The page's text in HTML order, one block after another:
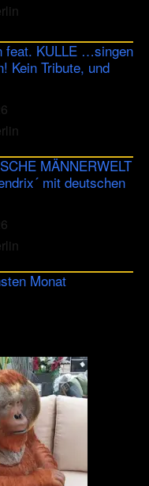
feat. KULLE …singen
Kein Tribute, und
MÄNNERWELT
mit deutschen
Monat